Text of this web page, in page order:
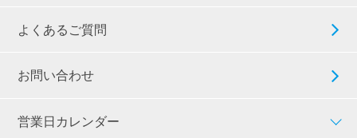
よくあるご質問
お問い合わせ
営業日カレンダー